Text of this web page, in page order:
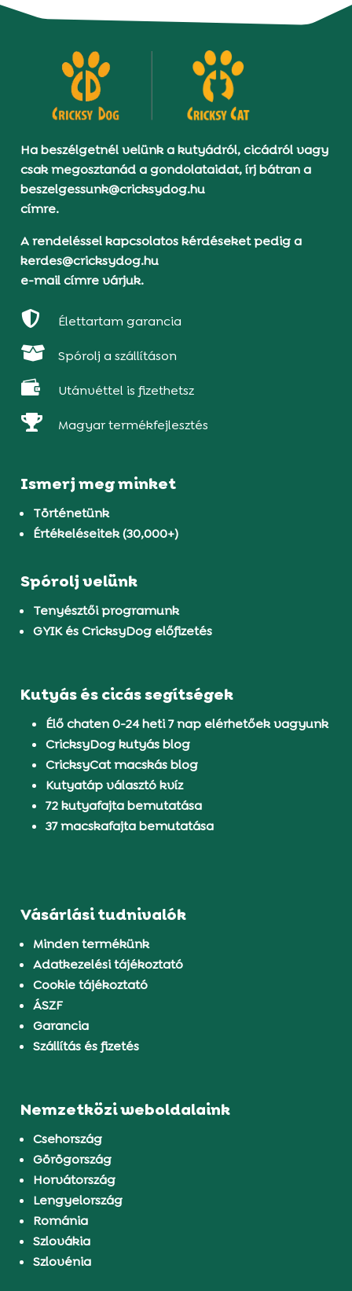
Ha beszélgetnél velünk a kutyádról, cicádról vagy
csak megosztanád a gondolataidat, írj bátran a
beszelgessunk@cricksydog.hu
címre.
A rendeléssel kapcsolatos kérdéseket pedig a
kerdes@cricksydog.hu
e-mail címre várjuk.
 Élettartam garancia
 Spórolj a szállításon
 Utánvéttel is fizethetsz
 Magyar termékfejlesztés
Ismerj meg minket
Történetünk
Értékeléseitek (30,000+)
Spórolj velünk
Tenyésztői programunk
GYIK és CricksyDog előfizetés
Kutyás és cicás segítségek
Élő chaten 0-24 heti 7 nap elérhetőek vagyunk
CricksyDog kutyás blog
CricksyCat macskás blog
Kutyatáp választó kvíz
72 kutyafajta bemutatása
37 macskafajta bemutatása
Vásárlási tudnivalók
Minden termékünk
Adatkezelési tájékoztató
Cookie tájékoztató
ÁSZF
Garancia
Szállítás és fizetés
Nemzetközi weboldalaink
Csehország
Görögország
Horvátország
Lengyelország
Románia
Szlovákia
Szlovénia